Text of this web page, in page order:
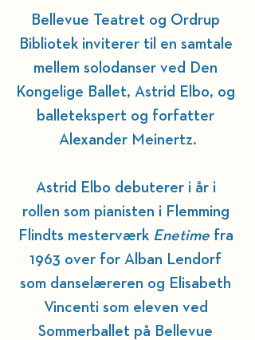
Bellevue Teatret og Ordrup
Bibliotek inviterer til en samtale
mellem solodanser ved Den
Kongelige Ballet, Astrid Elbo, og
balletekspert og forfatter
Alexander Meinertz.
Astrid Elbo debuterer i år i
rollen som pianisten i Flemming
Flindts mesterværk Enetime fra
1963 over for Alban Lendorf
som danselæreren og Elisabeth
Vincenti som eleven ved
Sommerballet på Bellevue